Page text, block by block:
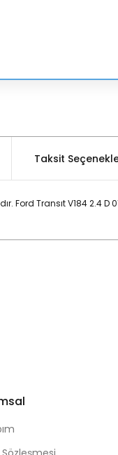
Taksit
Ford Transıt V184